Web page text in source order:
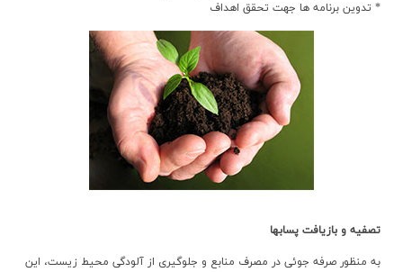
* تدوين برنامه ها جهت تحقق اهداف
تصفيه و بازيافت پسابها
به منظور صرفه جوئي در مصرف منابع و جلوگيري از آلودگي محيط زيست، اين